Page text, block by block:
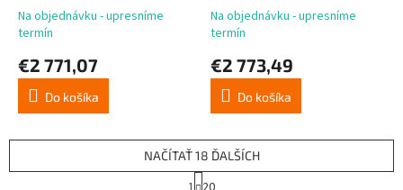
Ultimate Bonus Version 54
cm
Na objednávku - upresníme
termín
€2 771,07
Do košíka
vs Satsuki Kiryuin
Bonusová verzia 62 cm
Na objednávku - upresníme
termín
€2 773,49
Do košíka
NAČÍTAŤ 18 ĎALŠÍCH
S